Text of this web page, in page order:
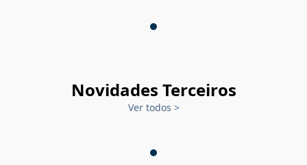
Novidades Terceiros
Ver todos >